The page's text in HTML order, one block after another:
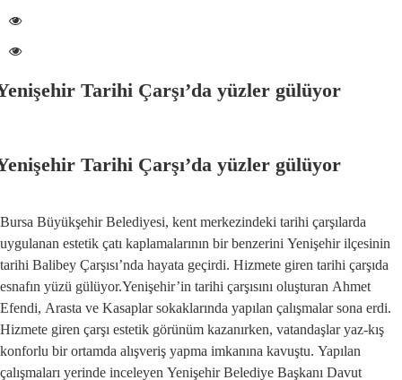
Tarihi Çarşı’da yüzler gülüyor
Tarihi Çarşı’da yüzler gülüyor
Bursa Büyükşehir Belediyesi, kent merkezindeki tarihi çarşılarda
uygulanan estetik çatı kaplamalarının bir benzerini Yenişehir ilçesinin
tarihi Balibey Çarşısı’nda hayata geçirdi. Hizmete giren tarihi çarşıda
esnafın yüzü gülüyor.Yenişehir’in tarihi çarşısını oluşturan Ahmet
Efendi, Arasta ve Kasaplar sokaklarında yapılan çalışmalar sona erdi.
Hizmete giren çarşı estetik görünüm kazanırken, vatandaşlar yaz-kış
konforlu bir ortamda alışveriş yapma imkanına kavuştu. Yapılan
çalışmaları yerinde inceleyen Yenişehir Belediye Başkanı Davut